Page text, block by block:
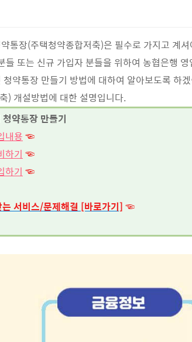
통장(주택청약종합저축)은 필수로 가지고 계
들 또는 신규 가입자 분들을 위하여 농협은행
약통장 만들기 방법에 대하여 알아보도록 하
) 개설방법에 대한 설명입니다.
약통장 만들기
내용☜
하기 ☜
하기 ☜
서비스/문제해결 [바로가기] ☜